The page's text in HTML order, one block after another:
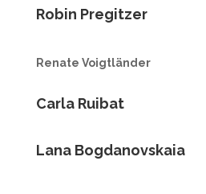
Robin Pregitzer
Renate Voigtländer
Carla Ruibat
Lana Bogdanovskaia